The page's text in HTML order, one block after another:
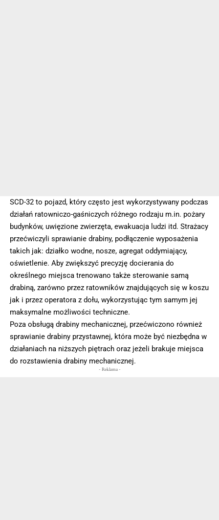
SCD-32 to pojazd, który często jest wykorzystywany podczas
działań ratowniczo-gaśniczych różnego rodzaju m.in. pożary
budynków, uwięzione zwierzęta, ewakuacja ludzi itd. Strażacy
przećwiczyli sprawianie drabiny, podłączenie wyposażenia
takich jak: działko wodne, nosze, agregat oddymiający,
oświetlenie. Aby zwiększyć precyzję docierania do
określnego miejsca trenowano także sterowanie samą
drabiną, zarówno przez ratowników znajdujących się w koszu
jak i przez operatora z dołu, wykorzystując tym samym jej
maksymalne możliwości techniczne.
Poza obsługą drabiny mechanicznej, przećwiczono również
sprawianie drabiny przystawnej, która może być niezbędna w
działaniach na niższych piętrach oraz jeżeli brakuje miejsca
do rozstawienia drabiny mechanicznej.
- Reklama -